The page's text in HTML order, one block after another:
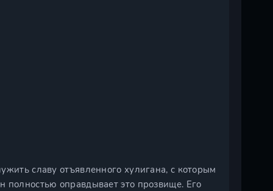
славу отъявленного хулигана, с которым
оправдывает это прозвище. Его